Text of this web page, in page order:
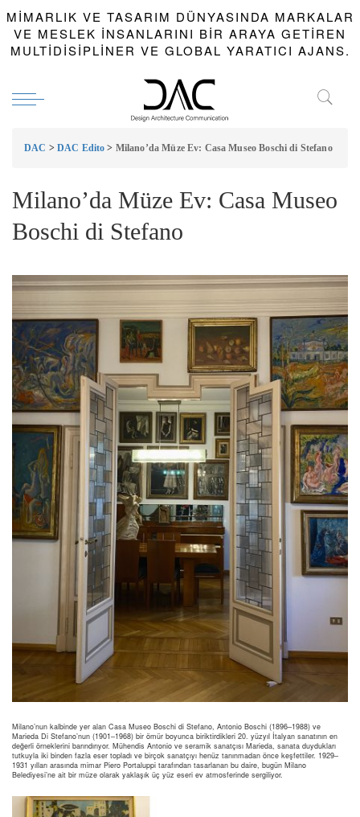
MIMARLIK VE TASARIM DÜNYASINDA MARKALAR
VE MESLEK INSANLARINI BIR ARAYA GETIREN
MULTIDISIPLINER VE GLOBAL YARATICI AJANS.
DAC > DAC Edito > Milano’da Müze Ev: Casa Museo Boschi di Stefano
Milano’da Müze Ev: Casa Museo
Boschi di Stefano
Milano’nun kalbinde yer alan Casa Museo Boschi di Stefano, Antonio Boschi (1896–1988) ve
Marieda Di Stefano’nun (1901–1968) bir ömür boyunca biriktirdikleri 20. yüzyıl İtalyan sanatının en
değerli örneklerini barındırıyor. Mühendis Antonio ve seramik sanatçısı Marieda, sanata duydukları
tutkuyla iki binden fazla eser topladı ve birçok sanatçıyı henüz tanınmadan önce keşfettiler. 1929–
1931 yılları arasında mimar Piero Portaluppi tarafından tasarlanan bu daire, bugün Milano
Belediyesi’ne ait bir müze olarak yaklaşık üç yüz eseri ev atmosferinde sergiliyor.